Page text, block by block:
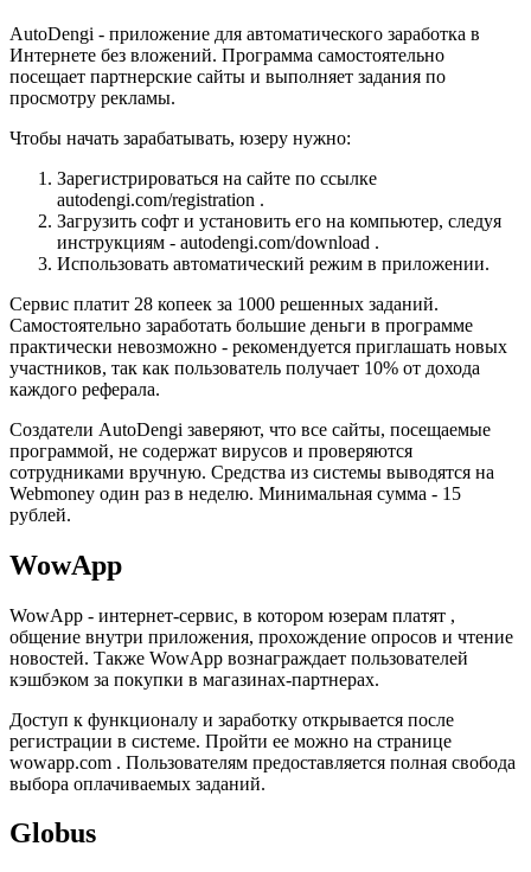
AutoDengi - приложение для автоматического заработка в
Интернете без вложений. Программа самостоятельно
посещает партнерские сайты и выполняет задания по
просмотру рекламы.
Чтобы начать зарабатывать, юзеру нужно:
Зарегистрироваться на сайте по ссылке
autodengi.com/registration .
Загрузить софт и установить его на компьютер, следуя
инструкциям - autodengi.com/download .
Использовать автоматический режим в приложении.
Сервис платит 28 копеек за 1000 решенных заданий.
Самостоятельно заработать большие деньги в программе
практически невозможно - рекомендуется приглашать новых
участников, так как пользователь получает 10% от дохода
каждого реферала.
Создатели AutoDengi заверяют, что все сайты, посещаемые
программой, не содержат вирусов и проверяются
сотрудниками вручную. Средства из системы выводятся на
Webmoney один раз в неделю. Минимальная сумма - 15
рублей.
WowApp
WowApp - интернет-сервис, в котором юзерам платят ,
общение внутри приложения, прохождение опросов и чтение
новостей. Также WowApp вознаграждает пользователей
кэшбэком за покупки в магазинах-партнерах.
Доступ к функционалу и заработку открывается после
регистрации в системе. Пройти ее можно на странице
wowapp.com . Пользователям предоставляется полная свобода
выбора оплачиваемых заданий.
Globus